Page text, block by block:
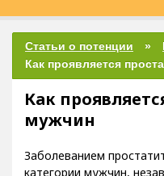
Статьи о потенции
Как проявляется
Как
мужчин
Заболеванием
категории мужчин,